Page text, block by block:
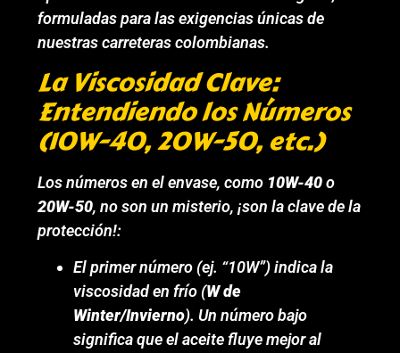
formuladas para las exigencias únicas de
nuestras carreteras colombianas.
La Viscosidad Clave:
Entendiendo los Números
(10W-40, 20W-50, etc.)
Los números en el envase, como 10W-40o
20W-50, no son un misterio, ¡son la clave de la
protección!:
El primer número (ej. “10W”) indica la
viscosidad en frío (W de
Winter/Invierno). Un número bajo
significa que el aceite fluye mejor al